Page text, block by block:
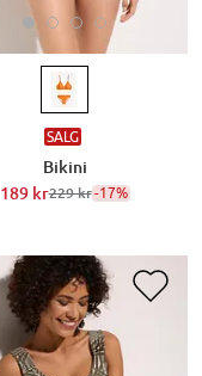
SALG
Bikini
189 kr229 kr-17%